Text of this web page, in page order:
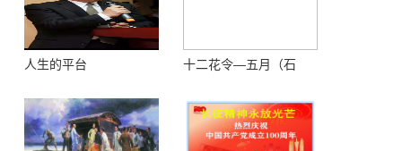
人生的平台
十二花令—五月（石